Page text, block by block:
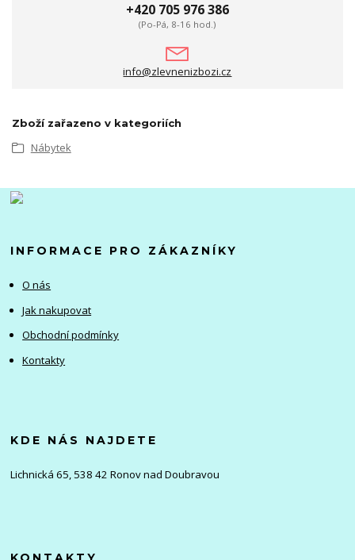
+420 705 976 386
(Po-Pá, 8-16 hod.)
info@zlevnenizbozi.cz
Zboží zařazeno v kategoriích
Nábytek
INFORMACE PRO ZÁKAZNÍKY
O nás
Jak nakupovat
Obchodní podmínky
Kontakty
KDE NÁS NAJDETE
Lichnická 65, 538 42 Ronov nad Doubravou